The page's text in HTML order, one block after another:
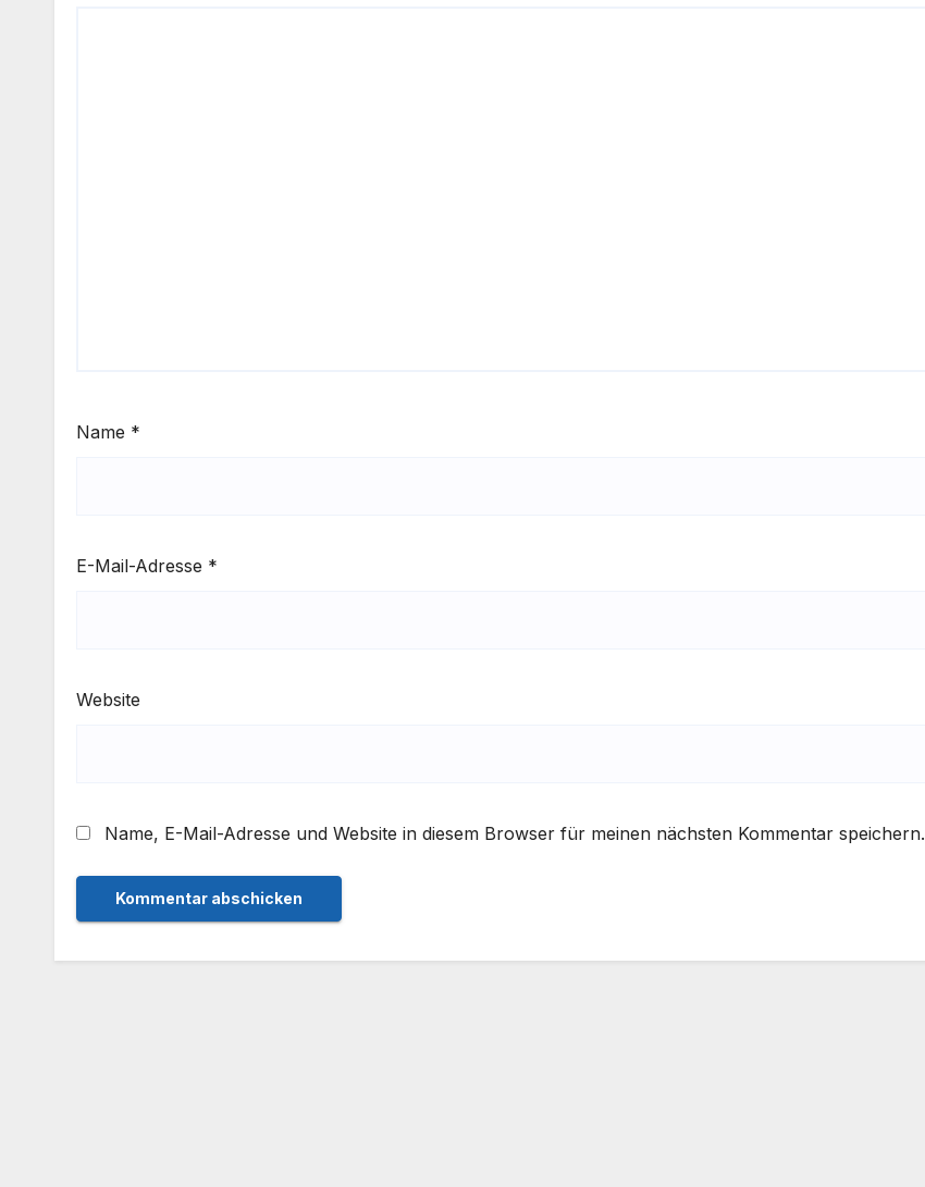
Name *
E-Mail-Adresse *
Website
Name, E-Mail-Adresse und Website in diesem Browser für meinen nächsten Kommentar speichern.